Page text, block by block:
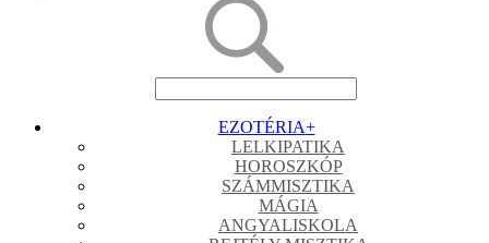
EZOTÉRIA+
LELKIPATIKA
HOROSZKÓP
SZÁMMISZTIKA
MÁGIA
ANGYALISKOLA